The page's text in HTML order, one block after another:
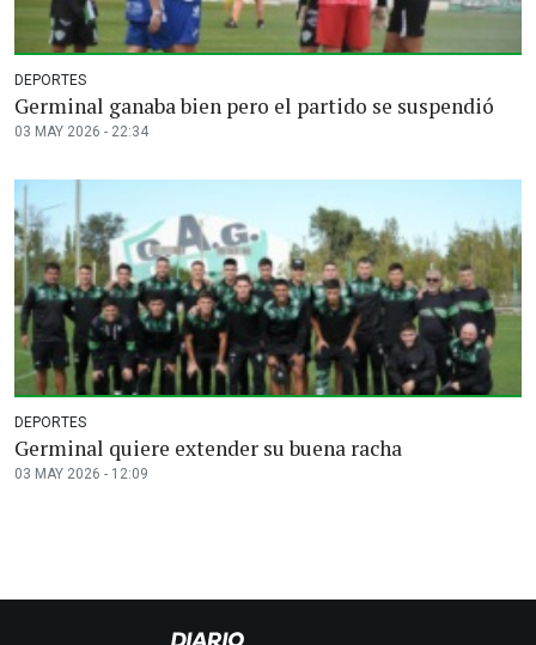
DEPORTES
Germinal ganaba bien pero el partido se suspendió
03 MAY 2026 - 22:34
DEPORTES
Germinal quiere extender su buena racha
03 MAY 2026 - 12:09